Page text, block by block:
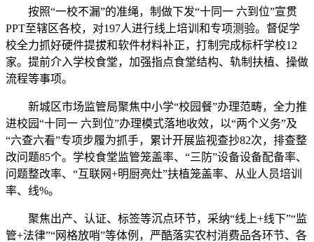
按照“一校不漏”的准绳，制做下发“十同一 六到位”宣贯
PPT至辖区各校，对197人进行线上培训和专项测验。督促学
校全力抓好硬件提拔和软件材料补正，打制完成标杆学校12
家。提前介入学校食堂，加强指点食堂结构、轨制扶植、操做
流程等事项。
新城区市场监管局聚焦中小学“校园餐”办理范畴，全力推
进校园“十同一 六到位”办理模式落地收效，以“两个义务”及
“六查六看”专项步履为抓手，累计开展监视查抄82次，排查整
改问题85个。学校食堂监管笼盖率、“三防”设备设备配备率、
问题整改率、“互联网+明厨亮灶”扶植笼盖率、从业人员培训
率、线%。
聚焦出产、认证、标签等沉点环节，采纳“线上+线下”“监
管+法律”“网格放哨”等体例，严酷落实农村消费品各环节、各